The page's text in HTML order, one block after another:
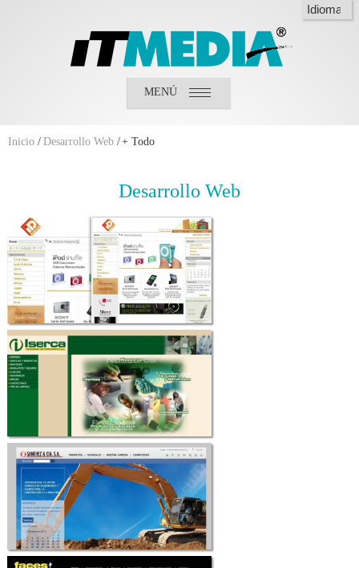
MENÚ
Inicio ¿Quiénes somos?
Contáctenos
Inicio/ Desarrollo Web /+ Todo
Desarrollo Web